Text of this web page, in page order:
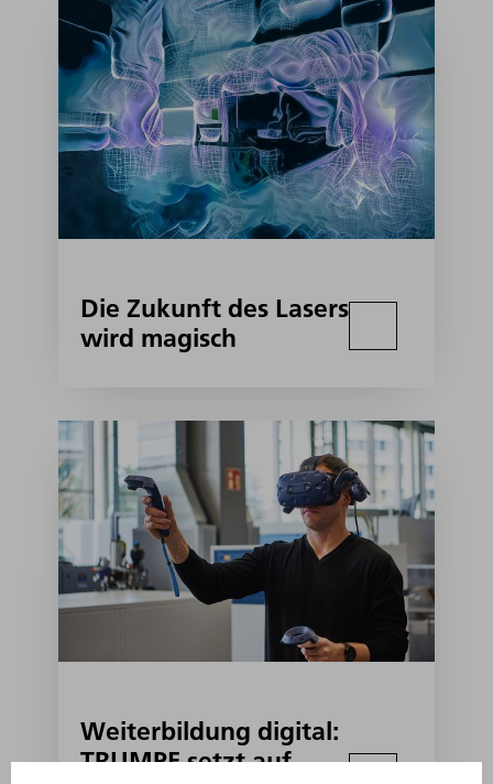
Die Zukunft des Lasers
wird magisch
Weiterbildung digital:
TRUMPF setzt auf